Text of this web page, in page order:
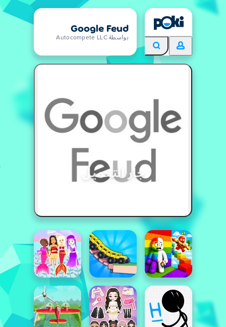
Google Feud
بواسطة Autocompete LLC
جار التحميل